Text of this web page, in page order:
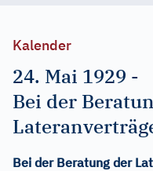
Kalender
24. Mai 1929 -
Bei der
Bei der Beratung der